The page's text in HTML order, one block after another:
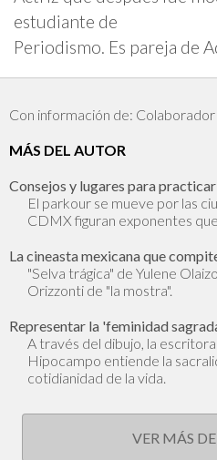
estudiante de
Periodismo. Es pareja de
Con información de: Colaborador
MÁS DEL AUTOR
Consejos y lugares para
El parkour se mueve por las
CDMX figuran exponentes
La cineasta mexicana que
"Selva trágica" de Yulene
Orizzonti de "la mostra".
Representar la 'feminidad
A través del dibujo, la
Hipocampo entiende la
cotidianidad de la vida.
VER MÁS